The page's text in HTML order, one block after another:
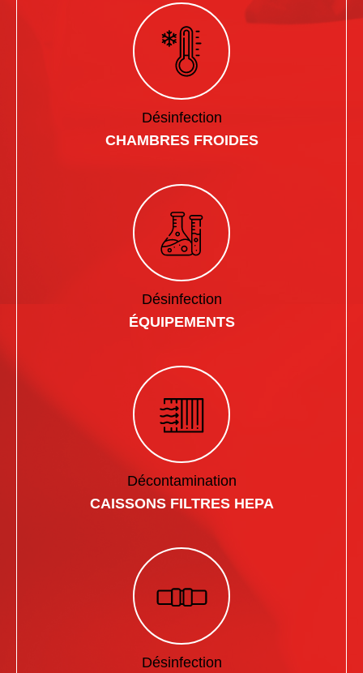
Désinfection
CHAMBRES FROIDES
Désinfection
ÉQUIPEMENTS
Décontamination
CAISSONS FILTRES HEPA
Désinfection